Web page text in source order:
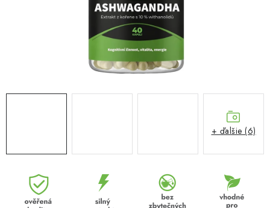
Recenzie
Vernostný program
Kontakty
+ ďalšie (6)